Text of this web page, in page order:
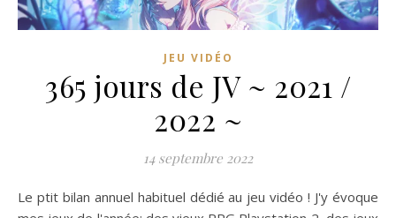
JEU VIDÉO
365 jours de JV ~ 2021 /
2022 ~
14 septembre 2022
Le ptit bilan annuel habituel dédié au jeu vidéo ! J'y évoque